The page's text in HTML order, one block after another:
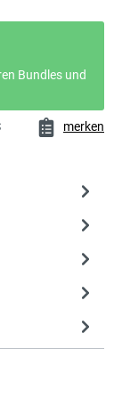
Bundles und
merken